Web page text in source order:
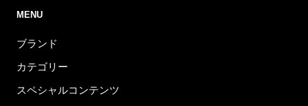
MENU
ブランド
カテゴリー
スペシャルコンテンツ